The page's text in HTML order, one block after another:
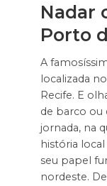
Nadar
Porto
A
localizada
Recife. E
de barco ou
jornada, na
história
seu papel
nordeste.